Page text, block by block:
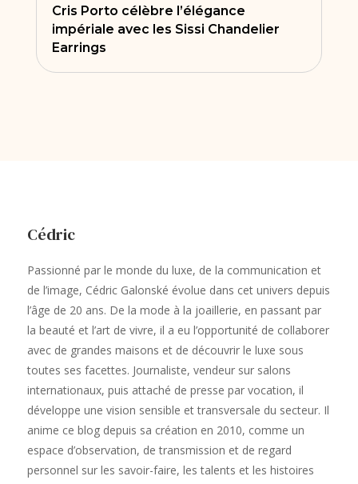
Cris Porto célèbre l’élégance
impériale avec les Sissi Chandelier
Earrings
Cédric
Passionné par le monde du luxe, de la communication et
de l’image, Cédric Galonské évolue dans cet univers depuis
l’âge de 20 ans. De la mode à la joaillerie, en passant par
la beauté et l’art de vivre, il a eu l’opportunité de collaborer
avec de grandes maisons et de découvrir le luxe sous
toutes ses facettes. Journaliste, vendeur sur salons
internationaux, puis attaché de presse par vocation, il
développe une vision sensible et transversale du secteur. Il
anime ce blog depuis sa création en 2010, comme un
espace d’observation, de transmission et de regard
personnel sur les savoir-faire, les talents et les histoires